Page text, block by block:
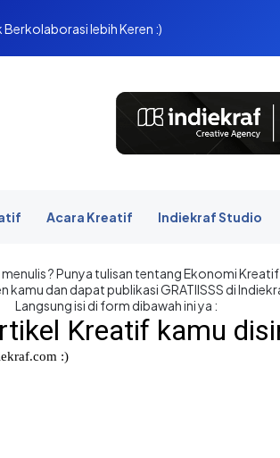
lebih Keren :)
Acara Kreatif Indiekraf Studio
? Punya tulisan tentang Ekonomi
kamu dan dapat publikasi GRATIISSS di
Langsung isi di form dibawah ini ya :